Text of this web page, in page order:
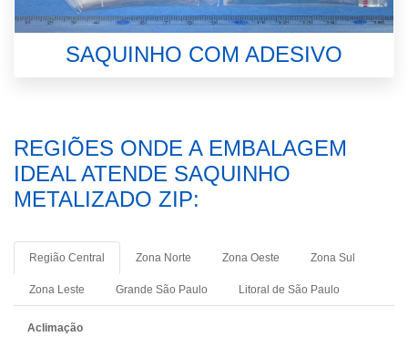
SAQUINHO COM ADESIVO
REGIÕES ONDE A EMBALAGEM
IDEAL ATENDE SAQUINHO
METALIZADO ZIP:
Região Central Zona Norte Zona Oeste Zona Sul
Zona Leste Grande São Paulo Litoral de São Paulo
Aclimação